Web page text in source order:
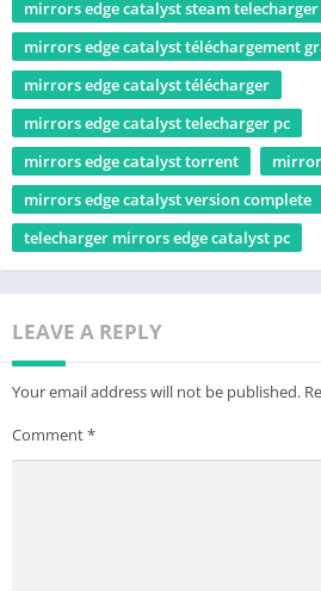
mirrors edge catalyst steam telecharger
mirrors edge catalyst téléchargement
mirrors edge catalyst télécharger
mirrors edge catalyst telecharger pc
mirrors edge catalyst torrent
mirrors edge catalyst version complete
telecharger mirrors edge catalyst pc
LEAVE A REPLY
Your email address will not be published.
Comment*